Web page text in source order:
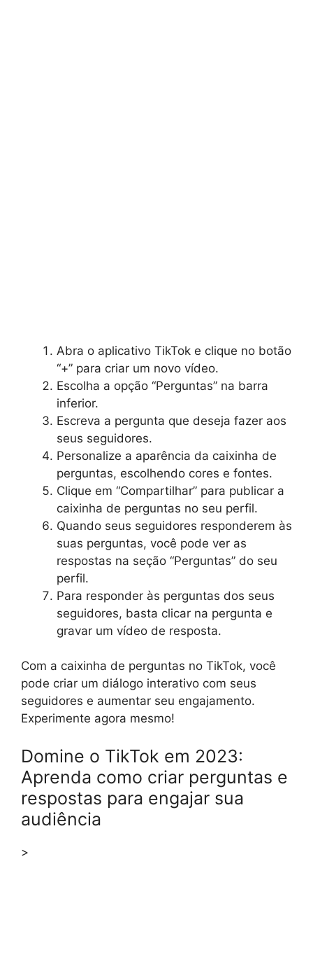
Abra o aplicativo TikTok e clique no botão
“+” para criar um novo vídeo.
Escolha a opção “Perguntas” na barra
inferior.
Escreva a pergunta que deseja fazer aos
seus seguidores.
Personalize a aparência da caixinha de
perguntas, escolhendo cores e fontes.
Clique em “Compartilhar” para publicar a
caixinha de perguntas no seu perfil.
Quando seus seguidores responderem às
suas perguntas, você pode ver as
respostas na seção “Perguntas” do seu
perfil.
Para responder às perguntas dos seus
seguidores, basta clicar na pergunta e
gravar um vídeo de resposta.
Com a caixinha de perguntas no TikTok, você
pode criar um diálogo interativo com seus
seguidores e aumentar seu engajamento.
Experimente agora mesmo!
Domine o TikTok em 2023:
Aprenda como criar perguntas e
respostas para engajar sua
audiência
>